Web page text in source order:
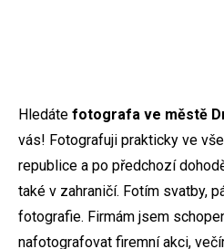
Hledáte fotografa ve městě
vás! Fotografuji prakticky ve
republice a po předchozí
také v zahraničí. Fotím svatby,
fotografie. Firmám jsem
nafotografovat firemní akci,